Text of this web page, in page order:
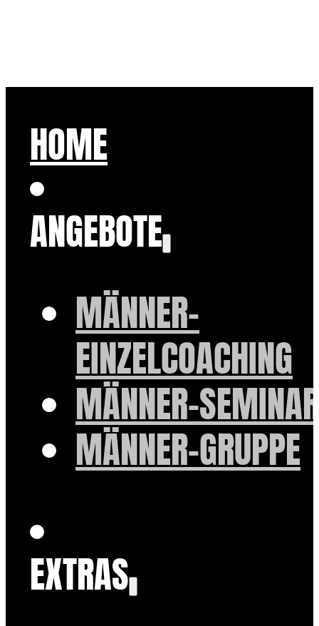
HOME
ANGEBOTE
MÄNNER-
EINZELCOACHING
MÄNNER-
MÄNNER-GRUPPE
EXTRAS